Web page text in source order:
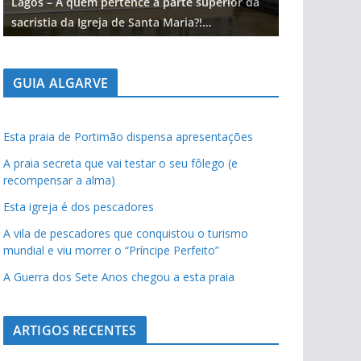
sacristia da Igreja de Santa Maria?!…
GUIA ALGARVE
Esta praia de Portimão dispensa apresentações
A praia secreta que vai testar o seu fôlego (e
recompensar a alma)
Esta igreja é dos pescadores
A vila de pescadores que conquistou o turismo
mundial e viu morrer o “Príncipe Perfeito”
A Guerra dos Sete Anos chegou a esta praia
ARTIGOS RECENTES